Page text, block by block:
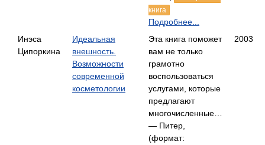
книга
Подробнее...
Инэса
Ципоркина
Идеальная
внешность.
Возможности
современной
косметологии
Эта книга поможет
вам не только
грамотно
воспользоваться
услугами, которые
предлагают
многочисленные…
— Питер,
(формат:
2003